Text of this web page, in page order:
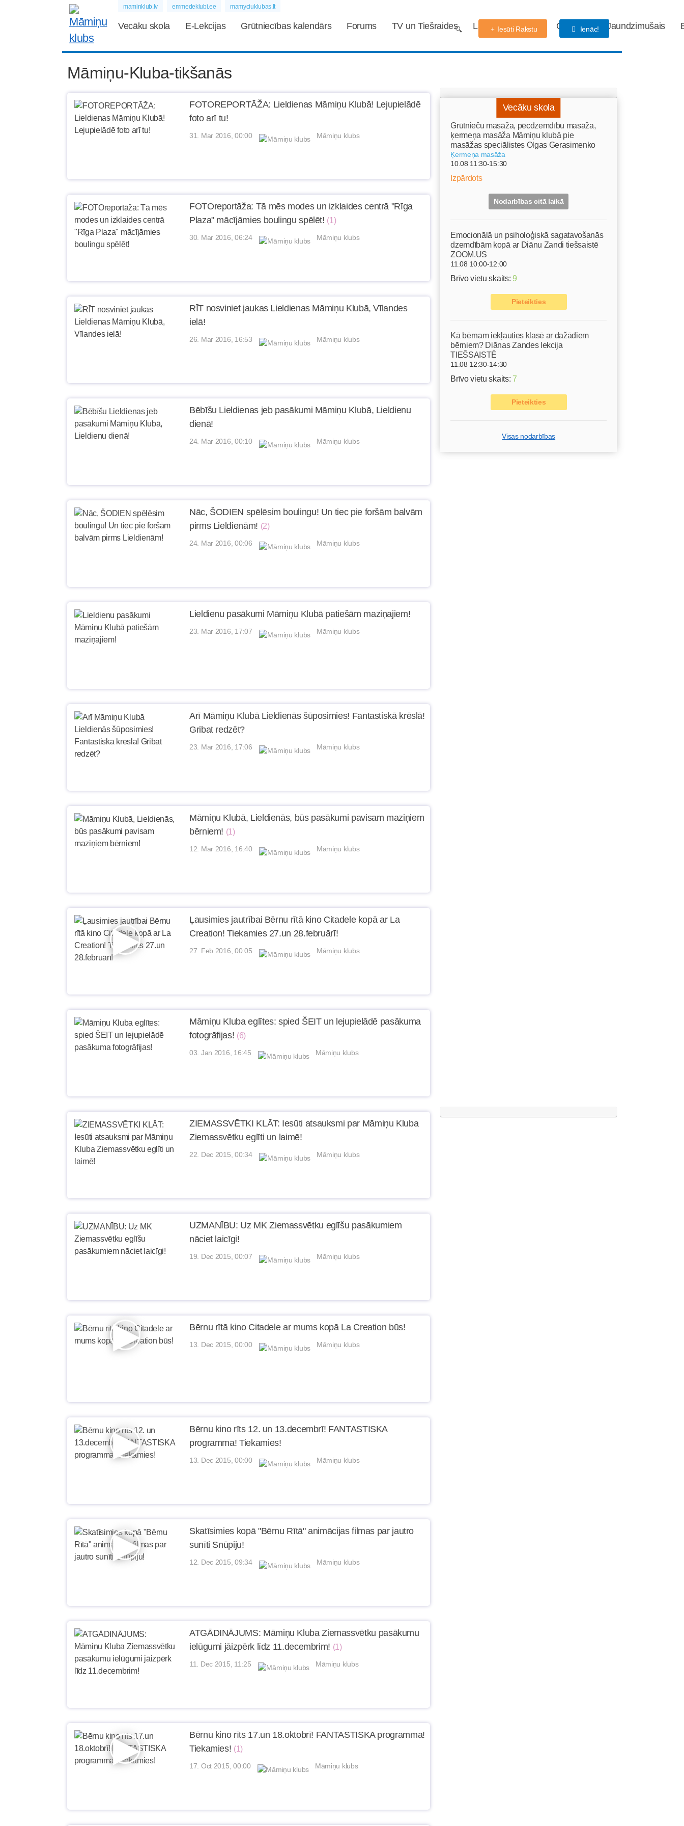
maminklub.lv emmedeklubi.ee mamyciuklubas.lt
Vecāku skola E-Lekcijas Grūtniecības kalendārs Forums TV un Tiešraides Labdarības fonds Gaidības Jaundzimušais
Iesūti Rakstu Ienāc!
Māmiņu-Kluba-tikšanās
FOTOREPORTĀŽA: Lieldienas Māmiņu Klubā! Lejupielādē
foto arī tu!
31. Mar 2016, 00:00 Māmiņu klubs
FOTOreportāža: Tā mēs modes un izklaides centrā "Rīga
Plaza" mācījāmies boulingu spēlēt! (1)
30. Mar 2016, 06:24 Māmiņu klubs
RĪT nosviniet jaukas Lieldienas Māmiņu Klubā, Vīlandes
ielā!
26. Mar 2016, 16:53 Māmiņu klubs
Bēbīšu Lieldienas jeb pasākumi Māmiņu Klubā, Lieldienu
dienā!
24. Mar 2016, 00:10 Māmiņu klubs
Nāc, ŠODIEN spēlēsim boulingu! Un tiec pie foršām balvām
pirms Lieldienām! (2)
24. Mar 2016, 00:06 Māmiņu klubs
Lieldienu pasākumi Māmiņu Klubā patiešām maziņajiem!
23. Mar 2016, 17:07 Māmiņu klubs
Arī Māmiņu Klubā Lieldienās šūposimies! Fantastiskā krēslā!
Gribat redzēt?
23. Mar 2016, 17:06 Māmiņu klubs
Māmiņu Klubā, Lieldienās, būs pasākumi pavisam maziņiem
bērniem! (1)
12. Mar 2016, 16:40 Māmiņu klubs
Ļausimies jautrībai Bērnu rītā kino Citadele kopā ar La
Creation! Tiekamies 27.un 28.februārī!
27. Feb 2016, 00:05 Māmiņu klubs
Māmiņu Kluba eglītes: spied ŠEIT un lejupielādē pasākuma
fotogrāfijas! (6)
03. Jan 2016, 16:45 Māmiņu klubs
Vecāku skola
Grūtnieču masāža, pēcdzemdību masāža,
ķermeņa masāža Māmiņu klubā pie
masāžas speciālistes Olgas Gerasimenko
Ķermeņa masāža
10.08 11:30-15:30
Izpārdots
Nodarbības citā laikā
Emocionālā un psiholoģiskā sagatavošanās
dzemdībām kopā ar Diānu Zandi tiešsaistē
ZOOM.US
11.08 10:00-12:00
Brīvo vietu skaits: 9
Pieteikties
Kā bērnam iekļauties klasē ar dažādiem
bērniem? Diānas Zandes lekcija
TIEŠSAISTĒ
11.08 12:30-14:30
Brīvo vietu skaits: 7
Pieteikties
Visas nodarbības
ZIEMASSVĒTKI KLĀT: Iesūti atsauksmi par Māmiņu Kluba
Ziemassvētku eglīti un laimē!
22. Dec 2015, 00:34 Māmiņu klubs
UZMANĪBU: Uz MK Ziemassvētku eglīšu pasākumiem
nāciet laicīgi!
19. Dec 2015, 00:07 Māmiņu klubs
Bērnu rītā kino Citadele ar mums kopā La Creation būs!
13. Dec 2015, 00:00 Māmiņu klubs
Bērnu kino rīts 12. un 13.decembrī! FANTASTISKA
programma! Tiekamies!
13. Dec 2015, 00:00 Māmiņu klubs
Skatīsimies kopā "Bērnu Rītā" animācijas filmas par jautro
sunīti Snūpiju!
12. Dec 2015, 09:34 Māmiņu klubs
ATGĀDINĀJUMS: Māmiņu Kluba Ziemassvētku pasākumu
ielūgumi jāizpērk līdz 11.decembrim! (1)
11. Dec 2015, 11:25 Māmiņu klubs
Bērnu kino rīts 17.un 18.oktobrī! FANTASTISKA programma!
Tiekamies! (1)
17. Oct 2015, 00:00 Māmiņu klubs